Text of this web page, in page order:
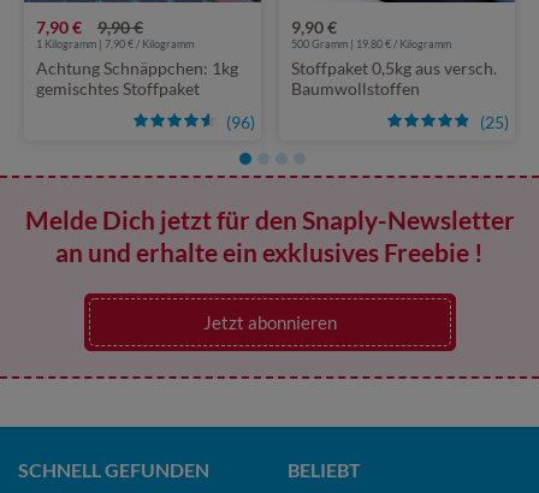
(96)
7,90 € 9,90 €
1 Kilogramm | 7,90 € / Kilogramm
Achtung Schnäppchen: 1kg
gemischtes Stoffpaket
(25)
9,90 €
500 Gramm | 19,80 € / Kilogramm
Stoffpaket 0,5kg aus versch.
Baumwollstoffen
Melde Dich jetzt für den Snaply-Newsletter
an und erhalte ein exklusives Freebie !
Jetzt abonnieren
SCHNELL GEFUNDEN BELIEBT